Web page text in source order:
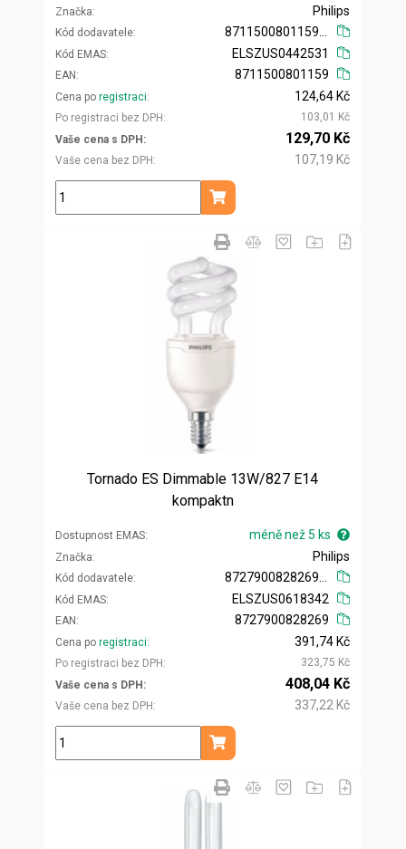
Značka
Kód dodavatele
Philips
Kód EMAS
EAN
ELSZUS0442531
8711500801159
Cena po registraci
Po registraci bez DPH
124,64 Kč
103,01 Kč
Vaše cena s DPH
Vaše cena bez DPH
129,70 Kč
107,19 Kč
ks
Přidat do košíku
Tornado ES Dimmable 13W/827 E14
kompaktn
Dostupnost EMAS méně než 5 ks
Značka
Kód dodavatele
Philips
Kód EMAS
EAN
ELSZUS0618342
8727900828269
Cena po registraci
Po registraci bez DPH
391,74 Kč
323,75 Kč
Vaše cena s DPH
Vaše cena bez DPH
408,04 Kč
337,22 Kč
ks
Přidat do košíku